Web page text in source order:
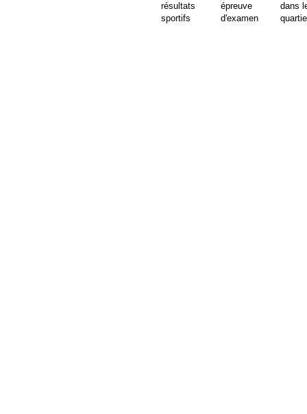
résultats
sportifs
épreuve
d'examen
dans